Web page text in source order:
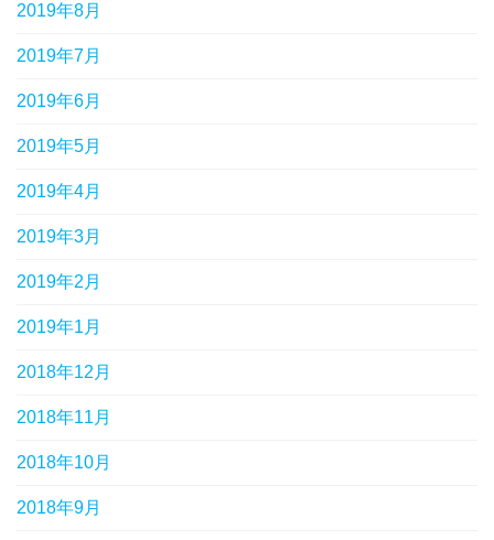
2019年8月
2019年7月
2019年6月
2019年5月
2019年4月
2019年3月
2019年2月
2019年1月
2018年12月
2018年11月
2018年10月
2018年9月